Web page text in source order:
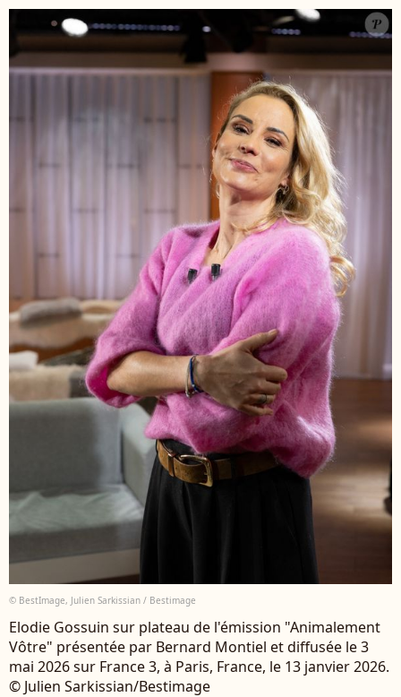
© BestImage, Julien Sarkissian / Bestimage
Elodie Gossuin sur plateau de l'émission "Animalement
Vôtre" présentée par Bernard Montiel et diffusée le 3
mai 2026 sur France 3, à Paris, France, le 13 janvier 2026.
© Julien Sarkissian/Bestimage